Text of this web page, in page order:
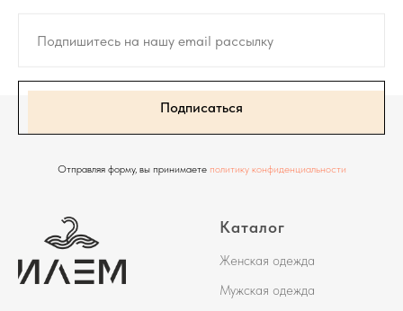
Подписаться
Отправляя форму, вы принимаете политику конфиденциальности
Каталог
Женская одежда
Мужская одежда